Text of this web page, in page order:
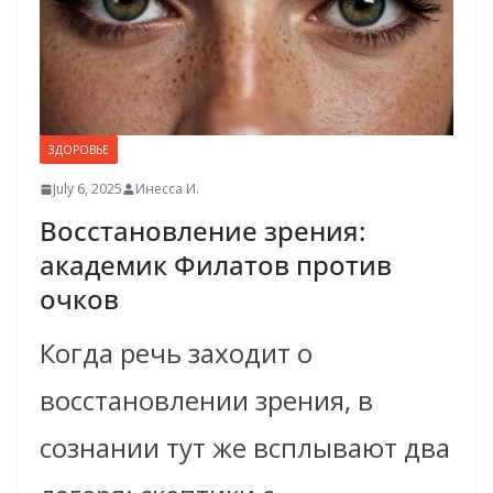
ЗДОРОВЬЕ
July 6, 2025 Инесса И.
Восстановление зрения:
aкадемик Филатов против
очков
Когда речь заходит о
восстановлении зрения, в
сознании тут же всплывают два